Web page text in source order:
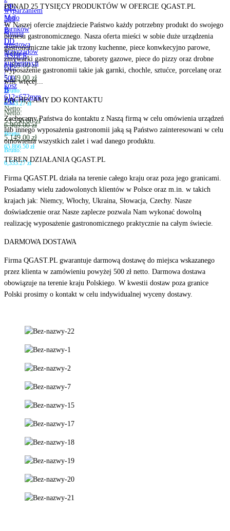
GE-
500
B
DD
Netto:
6,969.00zł
5,149.00 zł
Brutto:
6,333.27zł
UF-
M do
garnków
i
przyrządów
kuchennych
|
kosz
612×672mm
Netto:
53,550.00zł
Brutto:
65,866.50 zł
wyparzaniem
+
pompa
spustowa
ASBER
GE-
500
B
DD
Netto:
6,969.00zł
5,149.00zł
Brutto:
6,333.27zł
PONAD 25 TYSIĘCY PRODUKTÓW W OFERCIE QGAST.PL
W Naszej ofercie znajdziecie Państwo każdy potrzebny produkt do swojego
biznesu gastronomicznego. Nasza oferta mieści w sobie duże urządzenia
gastronomiczne takie jak trzony kuchenne, piece konwkecyjno parowe,
zmywarki gastronomiczne, taborety gazowe, piece do pizzy oraz drobne
wyposażenie gastronomii takie jak garnki, chochle, sztućce, porcelanę oraz
wile więcej...
ZACHĘCAMY DO KONTAKTU
Zachęcamy Państwa do kontaktu z Naszą firmą w celu omówienia urządzeń
lub innego wyposażenia gastronomii jaką są Państwo zainteresowani w celu
omówienia wszystkich zalet i wad danego produktu.
TEREN DZIAŁANIA QGAST.PL
Firma QGAST.PL działa na terenie całego kraju oraz poza jego granicami.
Posiadamy wielu zadowolonych klientów w Polsce oraz m.in. w takich
krajach jak: Niemcy, Włochy, Ukraina, Słowacja, Czechy. Nasze
doświadczenie oraz Nasze zaplecze pozwala Nam wykonać dowolną
realizację wyposażenie gastronomicznego praktycznie na całym świecie.
DARMOWA DOSTAWA
Firma QGAST.PL gwarantuje darmową dostawę do miejsca wskazanego
przez klienta w zamówieniu powyżej 500 zł netto. Darmowa dostawa
obowiązuje na terenie kraju Polskiego. W kwestii dostaw poza granice
Polski prosimy o kontakt w celu indywidualnej wyceny dostawy.